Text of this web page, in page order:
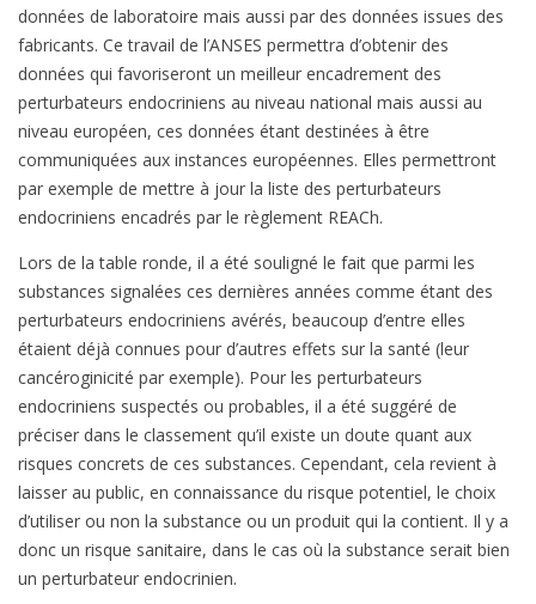
données de laboratoire mais aussi par des données issues des
fabricants. Ce travail de l’ANSES permettra d’obtenir des
données qui favoriseront un meilleur encadrement des
perturbateurs endocriniens au niveau national mais aussi au
niveau européen, ces données étant destinées à être
communiquées aux instances européennes. Elles permettront
par exemple de mettre à jour la liste des perturbateurs
endocriniens encadrés par le règlement REACh.
Lors de la table ronde, il a été souligné le fait que parmi les
substances signalées ces dernières années comme étant des
perturbateurs endocriniens avérés, beaucoup d’entre elles
étaient déjà connues pour d’autres effets sur la santé (leur
cancéroginicité par exemple). Pour les perturbateurs
endocriniens suspectés ou probables, il a été suggéré de
préciser dans le classement qu’il existe un doute quant aux
risques concrets de ces substances. Cependant, cela revient à
laisser au public, en connaissance du risque potentiel, le choix
d’utiliser ou non la substance ou un produit qui la contient. Il y a
donc un risque sanitaire, dans le cas où la substance serait bien
un perturbateur endocrinien.